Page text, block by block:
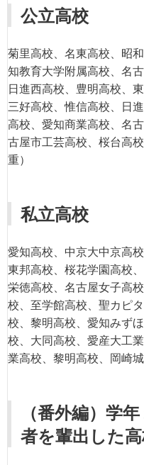
公立高校
菊里高校、名東高校、昭
知教育大学附属高校、名
日進西高校、豊明高校、
三好高校、惟信高校、日
高校、愛知商業高校、名
古屋市工芸高校、桜台高
重）
私立高校
愛知高校、中京大中京高
東邦高校、桜花学園高校
栄徳高校、名古屋女子高
校、至学館高校、聖カピ
校、黎明高校、愛知みず
校、大同高校、愛産大工
業高校、黎明高校、岡崎
（番外編）学
者を輩出した